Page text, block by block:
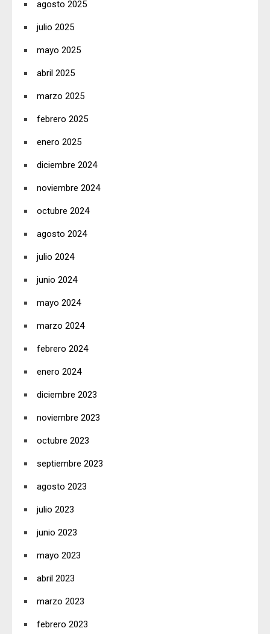
agosto 2025
julio 2025
mayo 2025
abril 2025
marzo 2025
febrero 2025
enero 2025
diciembre 2024
noviembre 2024
octubre 2024
agosto 2024
julio 2024
junio 2024
mayo 2024
marzo 2024
febrero 2024
enero 2024
diciembre 2023
noviembre 2023
octubre 2023
septiembre 2023
agosto 2023
julio 2023
junio 2023
mayo 2023
abril 2023
marzo 2023
febrero 2023